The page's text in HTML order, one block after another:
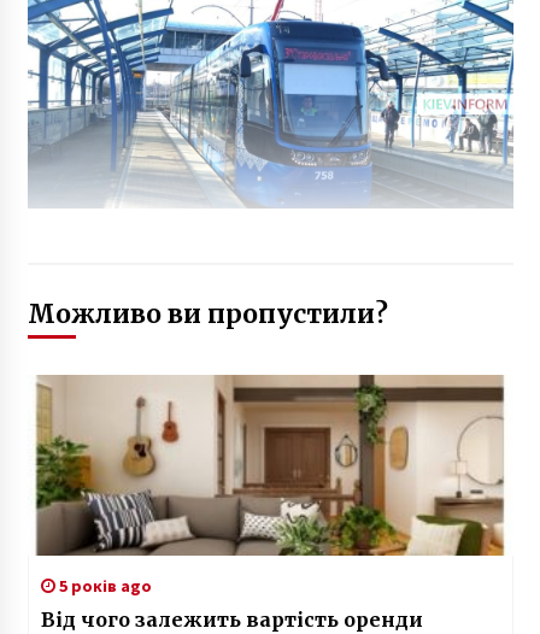
Можливо ви пропустили?
5 років ago
Від чого залежить вартість оренди